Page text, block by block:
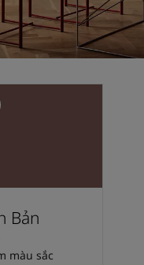
Bản
màu sắc